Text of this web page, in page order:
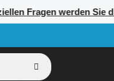
Fragen werden Sie